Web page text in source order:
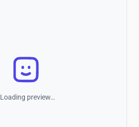
Loading preview…